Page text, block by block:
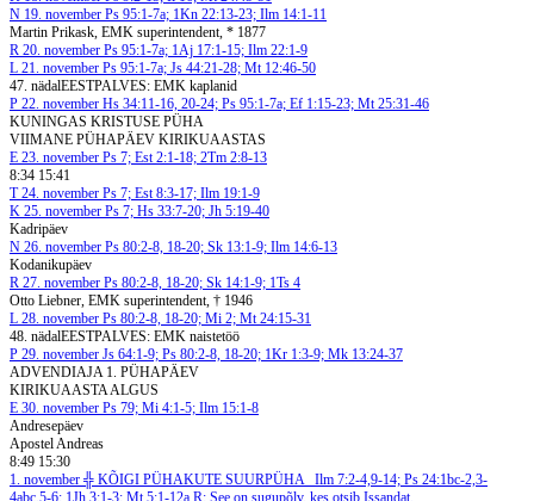
N 19. november Ps 95:1-7a; 1Kn 22:13-23; Ilm 14:1-11
Martin Prikask, EMK superintendent, * 1877
R 20. november Ps 95:1-7a; 1Aj 17:1-15; Ilm 22:1-9
L 21. november Ps 95:1-7a; Js 44:21-28; Mt 12:46-50
47. nädalEESTPALVES: EMK kaplanid
P 22. november Hs 34:11-16, 20-24; Ps 95:1-7a; Ef 1:15-23; Mt 25:31-46
KUNINGAS KRISTUSE PÜHA
VIIMANE PÜHAPÄEV KIRIKUAASTAS
E 23. november Ps 7; Est 2:1-18; 2Tm 2:8-13
8:34 15:41
T24. november Ps 7; Est 8:3-17; Ilm 19:1-9
K 25. november Ps 7; Hs 33:7-20; Jh 5:19-40
Kadripäev
N 26. november Ps 80:2-8, 18-20; Sk 13:1-9; Ilm 14:6-13
Kodanikupäev
R 27. november Ps 80:2-8, 18-20; Sk 14:1-9; 1Ts 4
Otto Liebner, EMK superintendent, † 1946
L 28. november Ps 80:2-8, 18-20; Mi 2; Mt 24:15-31
48. nädalEESTPALVES: EMK naistetöö
P 29. november Js 64:1-9; Ps 80:2-8, 18-20; 1Kr 1:3-9; Mk 13:24-37
ADVENDIAJA 1. PÜHAPÄEV
KIRIKUAASTA ALGUS
E 30. november Ps 79; Mi 4:1-5; Ilm 15:1-8
Andresepäev
Apostel Andreas
8:49 15:30
1. november ╬ KÕIGI PÜHAKUTE SUURPÜHA Ilm 7:2-4,9-14; Ps 24:1bc-2,3-
4abc,5-6; 1Jh 3:1-3; Mt 5:1-12a R: See on sugupõlv, kes otsib Issandat.